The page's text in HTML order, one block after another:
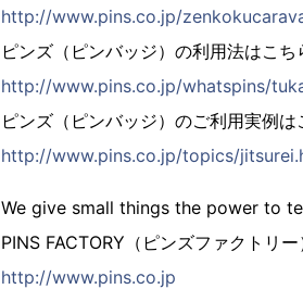
http://www.pins.co.jp/
ピンズ（ピンバッジ）の利用法はこち
http://www.pins.co.jp/whatspins/
ピンズ（ピンバッジ）のご利用実例
http://www.pins.co.jp/topics/
We give small things the power to
PINS FACTORY（ピンズファクトリー
http://www.pins.co.jp